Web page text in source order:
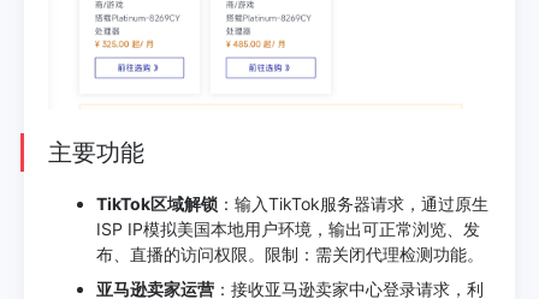
主要功能
TikTok区域解锁 ：输入TikTok服务器请求，通过原生
ISP IP模拟美国本地用户环境，输出可正常浏览、发
布、直播的访问权限。限制：需关闭代理检测功能。
亚马逊卖家运营 ：接收亚马逊卖家中心登录请求，利